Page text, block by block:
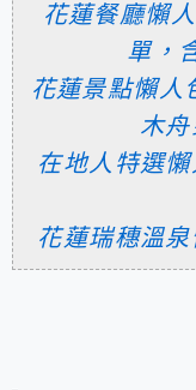
花蓮餐廳懶
單，
花蓮景點懶人
木
在地人特選
花蓮瑞穗溫